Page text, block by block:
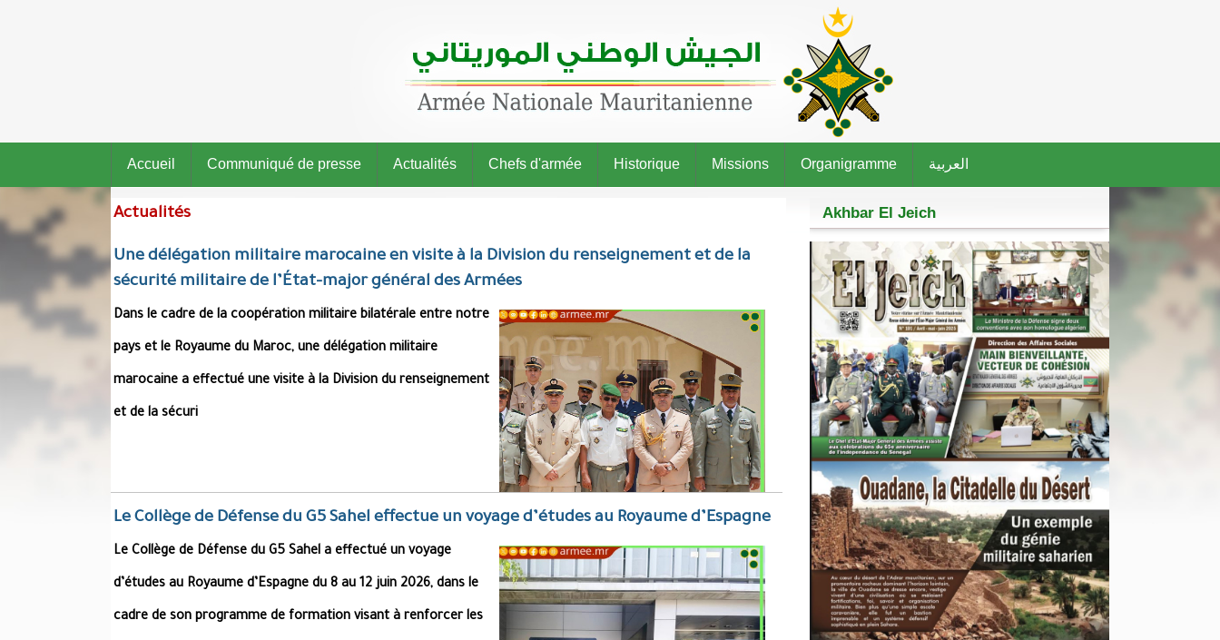
Accueil Communiqué de presse Actualités Chefs d'armée Historique Missions Organigramme العربية
Actualités
Une délégation militaire marocaine en visite à la Division du renseignement et de la
sécurité militaire de l’État-major général des Armées
Dans le cadre de la coopération militaire bilatérale entre notre
pays et le Royaume du Maroc, une délégation militaire
marocaine a effectué une visite à la Division du renseignement
et de la sécuri
Le Collège de Défense du G5 Sahel effectue un voyage d’études au Royaume d’Espagne
Le Collège de Défense du G5 Sahel a effectué un voyage
d’études au Royaume d’Espagne du 8 au 12 juin 2026, dans le
cadre de son programme de formation visant à renforcer les
Akhbar El Jeich